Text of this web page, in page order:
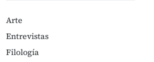
Arte
Entrevistas
Filología